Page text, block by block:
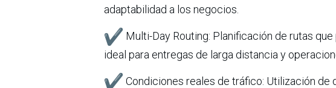
adaptabilidad a los negocios.
Multi-Day Routing: Planificación de rutas
ideal para entregas de larga distancia y
Condiciones reales de tráfico: Utilización